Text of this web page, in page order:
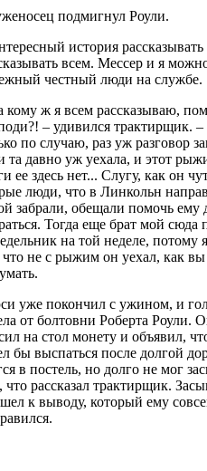
подмигнул Роули.
история
всем. Мессер и я
честный люди на службе.
кому ж я всем рассказываю,
– удивился трактирщик.
по случаю, раз уж разговор
та давно уж уехала, и этот
ее здесь нет... Слугу, как он
люди, что в Линкольн
забрали, обещали помочь ему
Тогда еще брат мой сюда
на той неделе, потому
не с рыжим он уехал, как
уже покончил с ужином, и
от болтовни Роберта Роули.
на стол монету и объявил,
бы выспаться после долгой
в постель, но долго не мог
что рассказал трактирщик.
к выводу, который ему